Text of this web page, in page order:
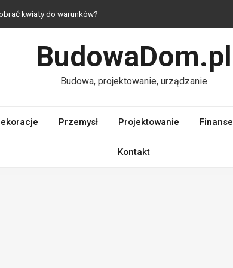
kwiaty do warunków?
i estetyczne rozwiązania do domu
— komfort nawet na niewielkim metrażu
ich jakość ma kluczowe znaczenie dla wydajności silnika?
BudowaDom.pl
Budowa, projektowanie, urządzanie
Przemysł Projektowanie Finanse
Kontakt